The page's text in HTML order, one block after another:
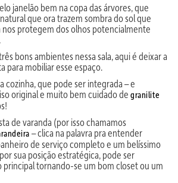
janelão bem na copa das árvores, que
que ora trazem sombra do sol que
protegem dos olhos potencialmente
bons ambientes nessa sala, aqui é deixar a
para mobiliar esse espaço.
cozinha, que pode ser integrada – e
original e muito bem cuidado de granilite
de varanda (por isso chamamos
– clica na palavra pra entender
de serviço completo e um belíssimo
sua posição estratégica, pode ser
tornando-se um bom closet ou um